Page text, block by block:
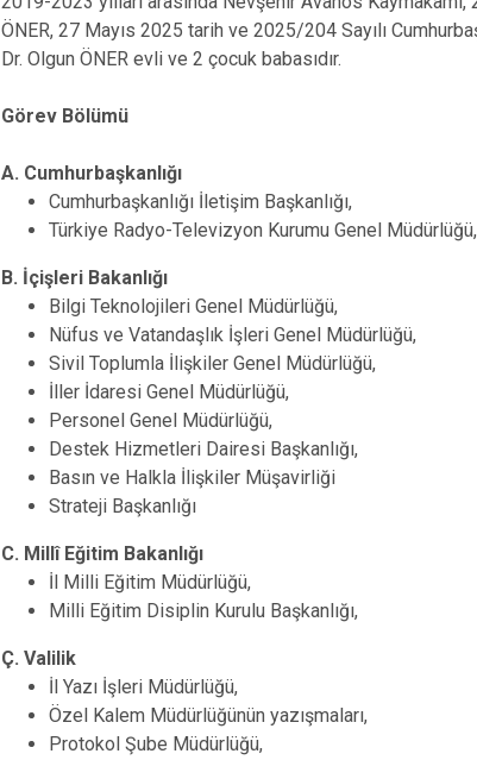
ÖNER, 27 Mayıs 2025 tarih ve 2025/204 Sayılı
Dr. Olgun ÖNER evli ve 2 çocuk babasıdır.
Görev Bölümü
A. Cumhurbaşkanlığı
Cumhurbaşkanlığı İletişim Başkanlığı,
Türkiye Radyo-Televizyon Kurumu Genel Müdürlüğü,
B. İçişleri Bakanlığı
Bilgi Teknolojileri Genel Müdürlüğü,
Nüfus ve Vatandaşlık İşleri Genel Müdürlüğü,
Sivil Toplumla İlişkiler Genel Müdürlüğü,
İller İdaresi Genel Müdürlüğü,
Personel Genel Müdürlüğü,
Destek Hizmetleri Dairesi Başkanlığı,
Basın ve Halkla İlişkiler Müşavirliği
Strateji Başkanlığı
C. Millî Eğitim Bakanlığı
İl Milli Eğitim Müdürlüğü,
Milli Eğitim Disiplin Kurulu Başkanlığı,
Ç. Valilik
İl Yazı İşleri Müdürlüğü,
Özel Kalem Müdürlüğünün yazışmaları,
Protokol Şube Müdürlüğü,